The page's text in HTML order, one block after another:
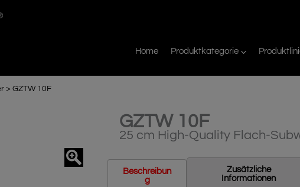
Home Produktkategorie
> GZTW 10F
GZTW 10F
25 cm High-Quality Flach-
Beschreibun
G
Zusätzliche
Informationen